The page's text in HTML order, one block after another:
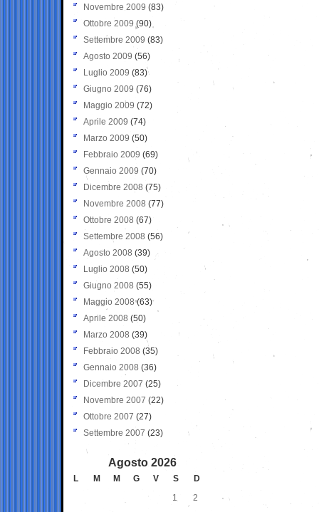
Novembre 2009 (83)
Ottobre 2009 (90)
Settembre 2009 (83)
Agosto 2009 (56)
Luglio 2009 (83)
Giugno 2009 (76)
Maggio 2009 (72)
Aprile 2009 (74)
Marzo 2009 (50)
Febbraio 2009 (69)
Gennaio 2009 (70)
Dicembre 2008 (75)
Novembre 2008 (77)
Ottobre 2008 (67)
Settembre 2008 (56)
Agosto 2008 (39)
Luglio 2008 (50)
Giugno 2008 (55)
Maggio 2008(63)
Aprile 2008 (50)
Marzo 2008 (39)
Febbraio 2008 (35)
Gennaio 2008 (36)
Dicembre 2007 (25)
Novembre 2007 (22)
Ottobre 2007 (27)
Settembre 2007 (23)
Agosto 2026
L M M G V S
D
1
2